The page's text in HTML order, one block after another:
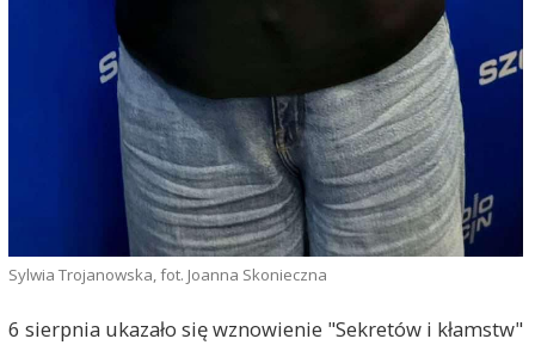
Sylwia Trojanowska, fot. Joanna Skonieczna
6 sierpnia ukazało się wznowienie "Sekretów i kłamstw"